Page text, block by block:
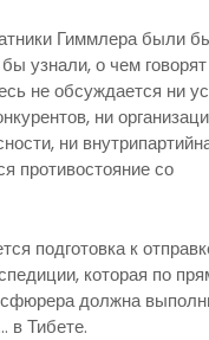
Гиммлера были
узнали, о чем говорят
не обсуждается ни
ни
ни
противостояние со
подготовка к
которая по
должна
в Тибете.